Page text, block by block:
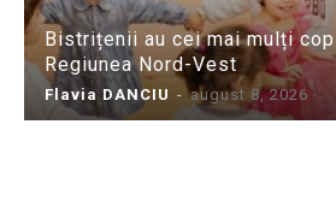
Bistrițenii au cei mai mulți
Regiunea Nord-Vest
Flavia DANCIU - august 8, 2026